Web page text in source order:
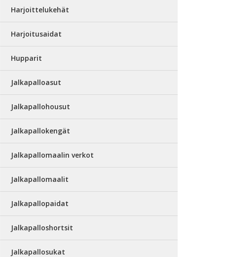
Harjoittelukehät
Harjoitusaidat
Hupparit
Jalkapalloasut
Jalkapallohousut
Jalkapallokengät
Jalkapallomaalin verkot
Jalkapallomaalit
Jalkapallopaidat
Jalkapalloshortsit
Jalkapallosukat